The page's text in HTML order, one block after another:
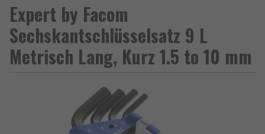
Expert by Facom
Sechskantschlüsselsatz 9 L
Metrisch Lang, Kurz 1.5 to 10 mm